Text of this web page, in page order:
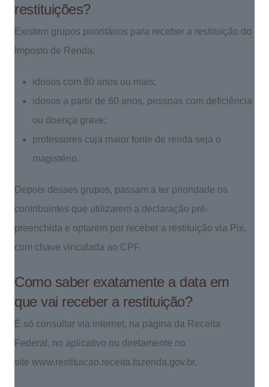
restituições?
Existem grupos prioritários para receber a restituição do
Imposto de Renda:
idosos com 80 anos ou mais;
idosos a partir de 60 anos, pessoas com deficiência
ou doença grave;
professores cuja maior fonte de renda seja o
magistério.
Depois desses grupos, passam a ter prioridade os
contribuintes que utilizarem a declaração pré-
preenchida e optarem por receber a restituição via Pix,
com chave vinculada ao CPF.
Como saber exatamente a data em
que vai receber a restituição?
É só consultar via internet, na página da Receita
Federal, no aplicativo ou diretamente no
site www.restituicao.receita.fazenda.gov.br.